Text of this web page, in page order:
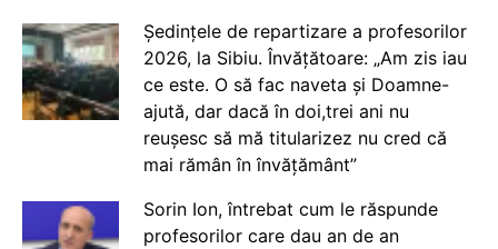
Ședințele de repartizare a profesorilor
2026, la Sibiu. Învățătoare: „Am zis iau
ce este. O să fac naveta și Doamne-
ajută, dar dacă în doi,trei ani nu
reușesc să mă titularizez nu cred că
mai rămân în învățământ”
Sorin Ion, întrebat cum le răspunde
profesorilor care dau an de an